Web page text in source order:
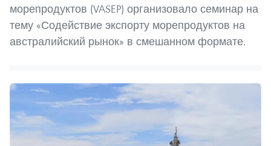
морепродуктов (VASEP) организовало семинар на
тему «Содействие экспорту морепродуктов на
австралийский рынок» в смешанном формате.